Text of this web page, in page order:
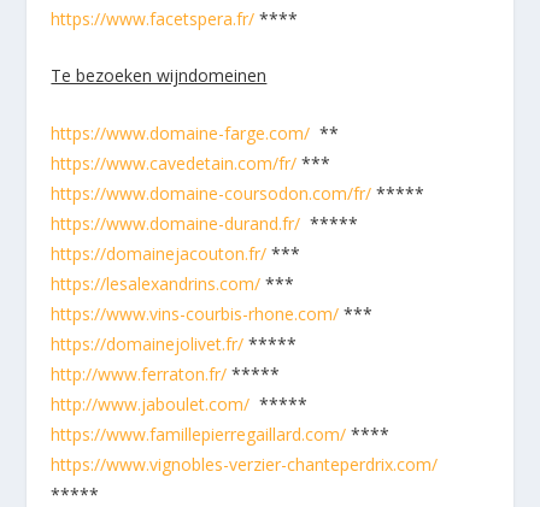
https://www.facetspera.fr/ ****
Te bezoeken wijndomeinen
https://www.domaine-farge.com/ **
https://www.cavedetain.com/fr/ ***
https://www.domaine-coursodon.com/fr/ *****
https://www.domaine-durand.fr/ *****
https://domainejacouton.fr/ ***
https://lesalexandrins.com/ ***
https://www.vins-courbis-rhone.com/ ***
https://domainejolivet.fr/ *****
http://www.ferraton.fr/ *****
http://www.jaboulet.com/ *****
https://www.famillepierregaillard.com/ ****
https://www.vignobles-verzier-chanteperdrix.com/
*****